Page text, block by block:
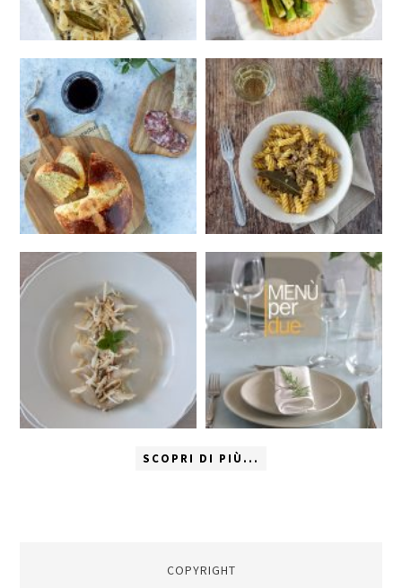
SCOPRI DI PIÙ...
COPYRIGHT